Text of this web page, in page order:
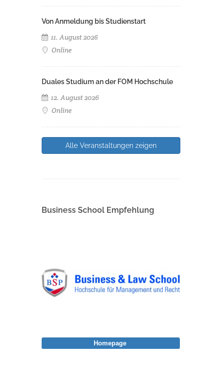
Von Anmeldung bis Studienstart
11. August 2026
Online
Duales Studium an der FOM Hochschule
12. August 2026
Online
Alle Veranstaltungen zeigen
Business School Empfehlung
Homepage